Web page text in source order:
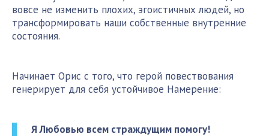
вовсе не изменить плохих, эгоистичных людей, но
трансформировать наши собственные внутренние
состояния.
Начинает Орис с того, что герой повествования
генерирует для себя устойчивое Намерение:
Я Любовью всем страждущим помогу!